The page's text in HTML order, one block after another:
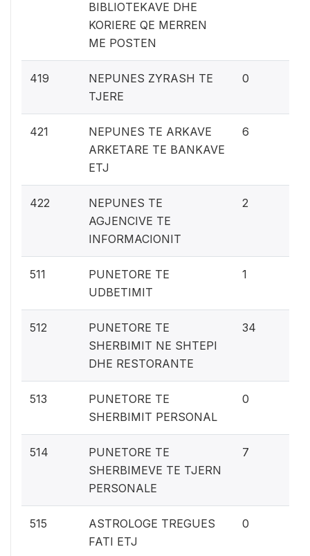
BIBLIOTEKAVE DHE
KORIERE QE MERREN
ME POSTEN
419
NEPUNES ZYRASH TE
TJERE
0
421
NEPUNES TE ARKAVE
ARKETARE TE BANKAVE
ETJ
6
422
NEPUNES TE
AGJENCIVE TE
INFORMACIONIT
2
511
PUNETORE TE
UDBETIMIT
1
512
PUNETORE TE
SHERBIMIT NE SHTEPI
DHE RESTORANTE
34
513
PUNETORE TE
SHERBIMIT PERSONAL
0
514
PUNETORE TE
SHERBIMEVE TE TJERN
PERSONALE
7
515
ASTROLOGE TREGUES
FATI ETJ
0